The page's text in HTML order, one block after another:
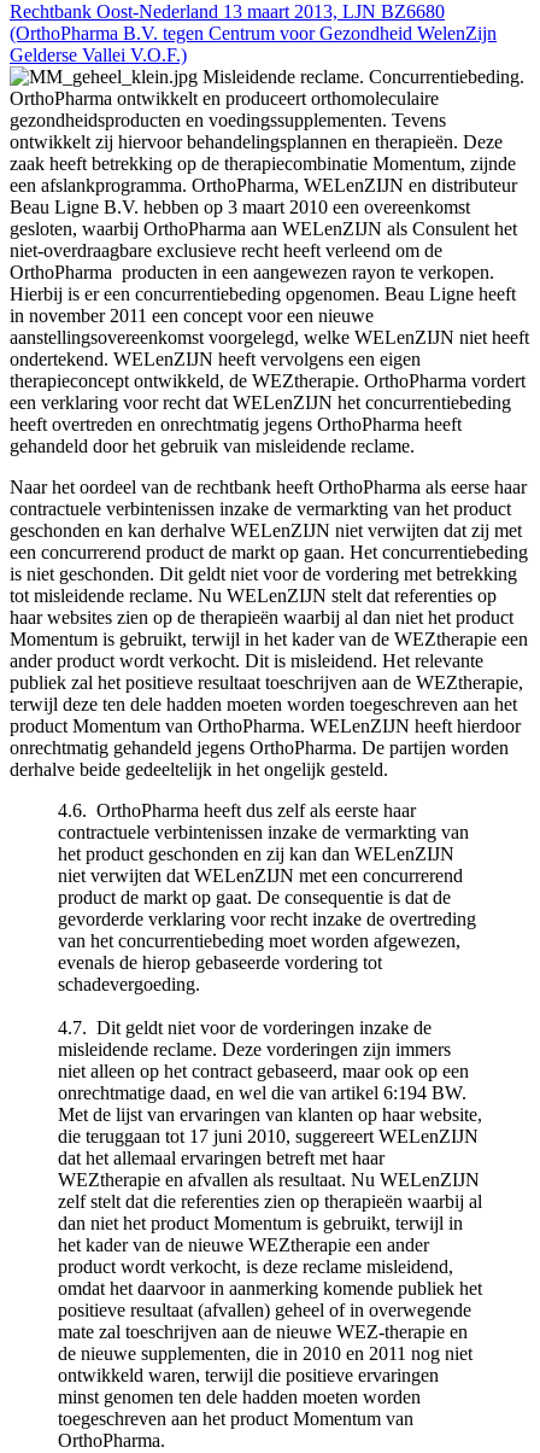
Rechtbank Oost-Nederland 13 maart 2013, LJN BZ6680
(OrthoPharma B.V. tegen Centrum voor Gezondheid WelenZijn
Gelderse Vallei V.O.F.)
Misleidende reclame. Concurrentiebeding.
OrthoPharma ontwikkelt en produceert orthomoleculaire
gezondheidsproducten en voedingssupplementen. Tevens
ontwikkelt zij hiervoor behandelingsplannen en therapieën. Deze
zaak heeft betrekking op de therapiecombinatie Momentum, zijnde
een afslankprogramma. OrthoPharma, WELenZIJN en distributeur
Beau Ligne B.V. hebben op 3 maart 2010 een overeenkomst
gesloten, waarbij OrthoPharma aan WELenZIJN als Consulent het
niet-overdraagbare exclusieve recht heeft verleend om de
OrthoPharma producten in een aangewezen rayon te verkopen.
Hierbij is er een concurrentiebeding opgenomen. Beau Ligne heeft
in november 2011 een concept voor een nieuwe
aanstellingsovereenkomst voorgelegd, welke WELenZIJN niet heeft
ondertekend. WELenZIJN heeft vervolgens een eigen
therapieconcept ontwikkeld, de WEZtherapie. OrthoPharma vordert
een verklaring voor recht dat WELenZIJN het concurrentiebeding
heeft overtreden en onrechtmatig jegens OrthoPharma heeft
gehandeld door het gebruik van misleidende reclame.
Naar het oordeel van de rechtbank heeft OrthoPharma als eerse haar
contractuele verbintenissen inzake de vermarkting van het product
geschonden en kan derhalve WELenZIJN niet verwijten dat zij met
een concurrerend product de markt op gaan. Het concurrentiebeding
is niet geschonden. Dit geldt niet voor de vordering met betrekking
tot misleidende reclame. Nu WELenZIJN stelt dat referenties op
haar websites zien op de therapieën waarbij al dan niet het product
Momentum is gebruikt, terwijl in het kader van de WEZtherapie een
ander product wordt verkocht. Dit is misleidend. Het relevante
publiek zal het positieve resultaat toeschrijven aan de WEZtherapie,
terwijl deze ten dele hadden moeten worden toegeschreven aan het
product Momentum van OrthoPharma. WELenZIJN heeft hierdoor
onrechtmatig gehandeld jegens OrthoPharma. De partijen worden
derhalve beide gedeeltelijk in het ongelijk gesteld.
4.6. OrthoPharma heeft dus zelf als eerste haar
contractuele verbintenissen inzake de vermarkting van
het product geschonden en zij kan dan WELenZIJN
niet verwijten dat WELenZIJN met een concurrerend
product de markt op gaat. De consequentie is dat de
gevorderde verklaring voor recht inzake de overtreding
van het concurrentiebeding moet worden afgewezen,
evenals de hierop gebaseerde vordering tot
schadevergoeding.
4.7. Dit geldt niet voor de vorderingen inzake de
misleidende reclame. Deze vorderingen zijn immers
niet alleen op het contract gebaseerd, maar ook op een
onrechtmatige daad, en wel die van artikel 6:194 BW.
Met de lijst van ervaringen van klanten op haar website,
die teruggaan tot 17 juni 2010, suggereert WELenZIJN
dat het allemaal ervaringen betreft met haar
WEZtherapie en afvallen als resultaat. Nu WELenZIJN
zelf stelt dat die referenties zien op therapieën waarbij al
dan niet het product Momentum is gebruikt, terwijl in
het kader van de nieuwe WEZtherapie een ander
product wordt verkocht, is deze reclame misleidend,
omdat het daarvoor in aanmerking komende publiek het
positieve resultaat (afvallen) geheel of in overwegende
mate zal toeschrijven aan de nieuwe WEZ-therapie en
de nieuwe supplementen, die in 2010 en 2011 nog niet
ontwikkeld waren, terwijl die positieve ervaringen
minst genomen ten dele hadden moeten worden
toegeschreven aan het product Momentum van
OrthoPharma.